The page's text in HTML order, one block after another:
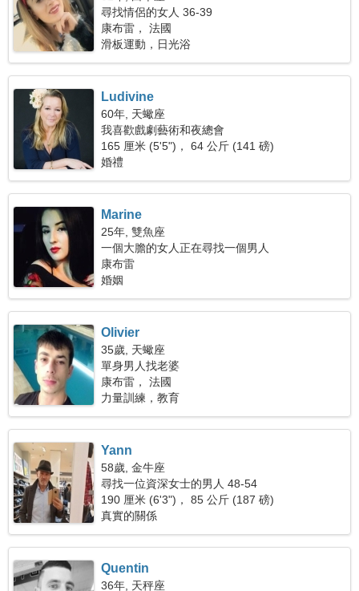
尋找情侶的女人 36-39
康布雷， 法國
滑板運動，日光浴
Ludivine
60年, 天蠍座
我喜歡戲劇藝術和夜總會
165 厘米 (5'5")， 64 公斤 (141 磅)
婚禮
Marine
25年, 雙魚座
一個大膽的女人正在尋找一個男人
康布雷
婚姻
Olivier
35歲, 天蠍座
單身男人找老婆
康布雷， 法國
力量訓練，教育
Yann
58歲, 金牛座
尋找一位資深女士的男人 48-54
190 厘米 (6'3")， 85 公斤 (187 磅)
真實的關係
Quentin
36年, 天秤座